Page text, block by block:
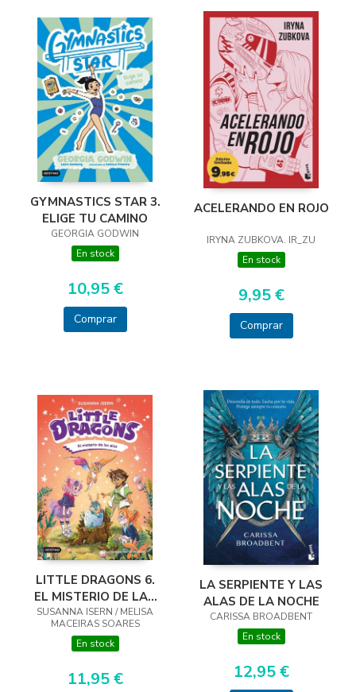
GYMNASTICS STAR 3.
ELIGE TU CAMINO
GEORGIA GODWIN
En stock
10,95 €
Comprar
ACELERANDO EN ROJO
IRYNA ZUBKOVA. IR_ZU
En stock
9,95 €
Comprar
LITTLE DRAGONS 6.
EL MISTERIO DE LAS
ALAS
SUSANNA ISERN / MELISA
MACEIRAS SOARES
En stock
11,95 €
LA SERPIENTE Y LAS
ALAS DE LA NOCHE
CARISSA BROADBENT
En stock
12,95 €